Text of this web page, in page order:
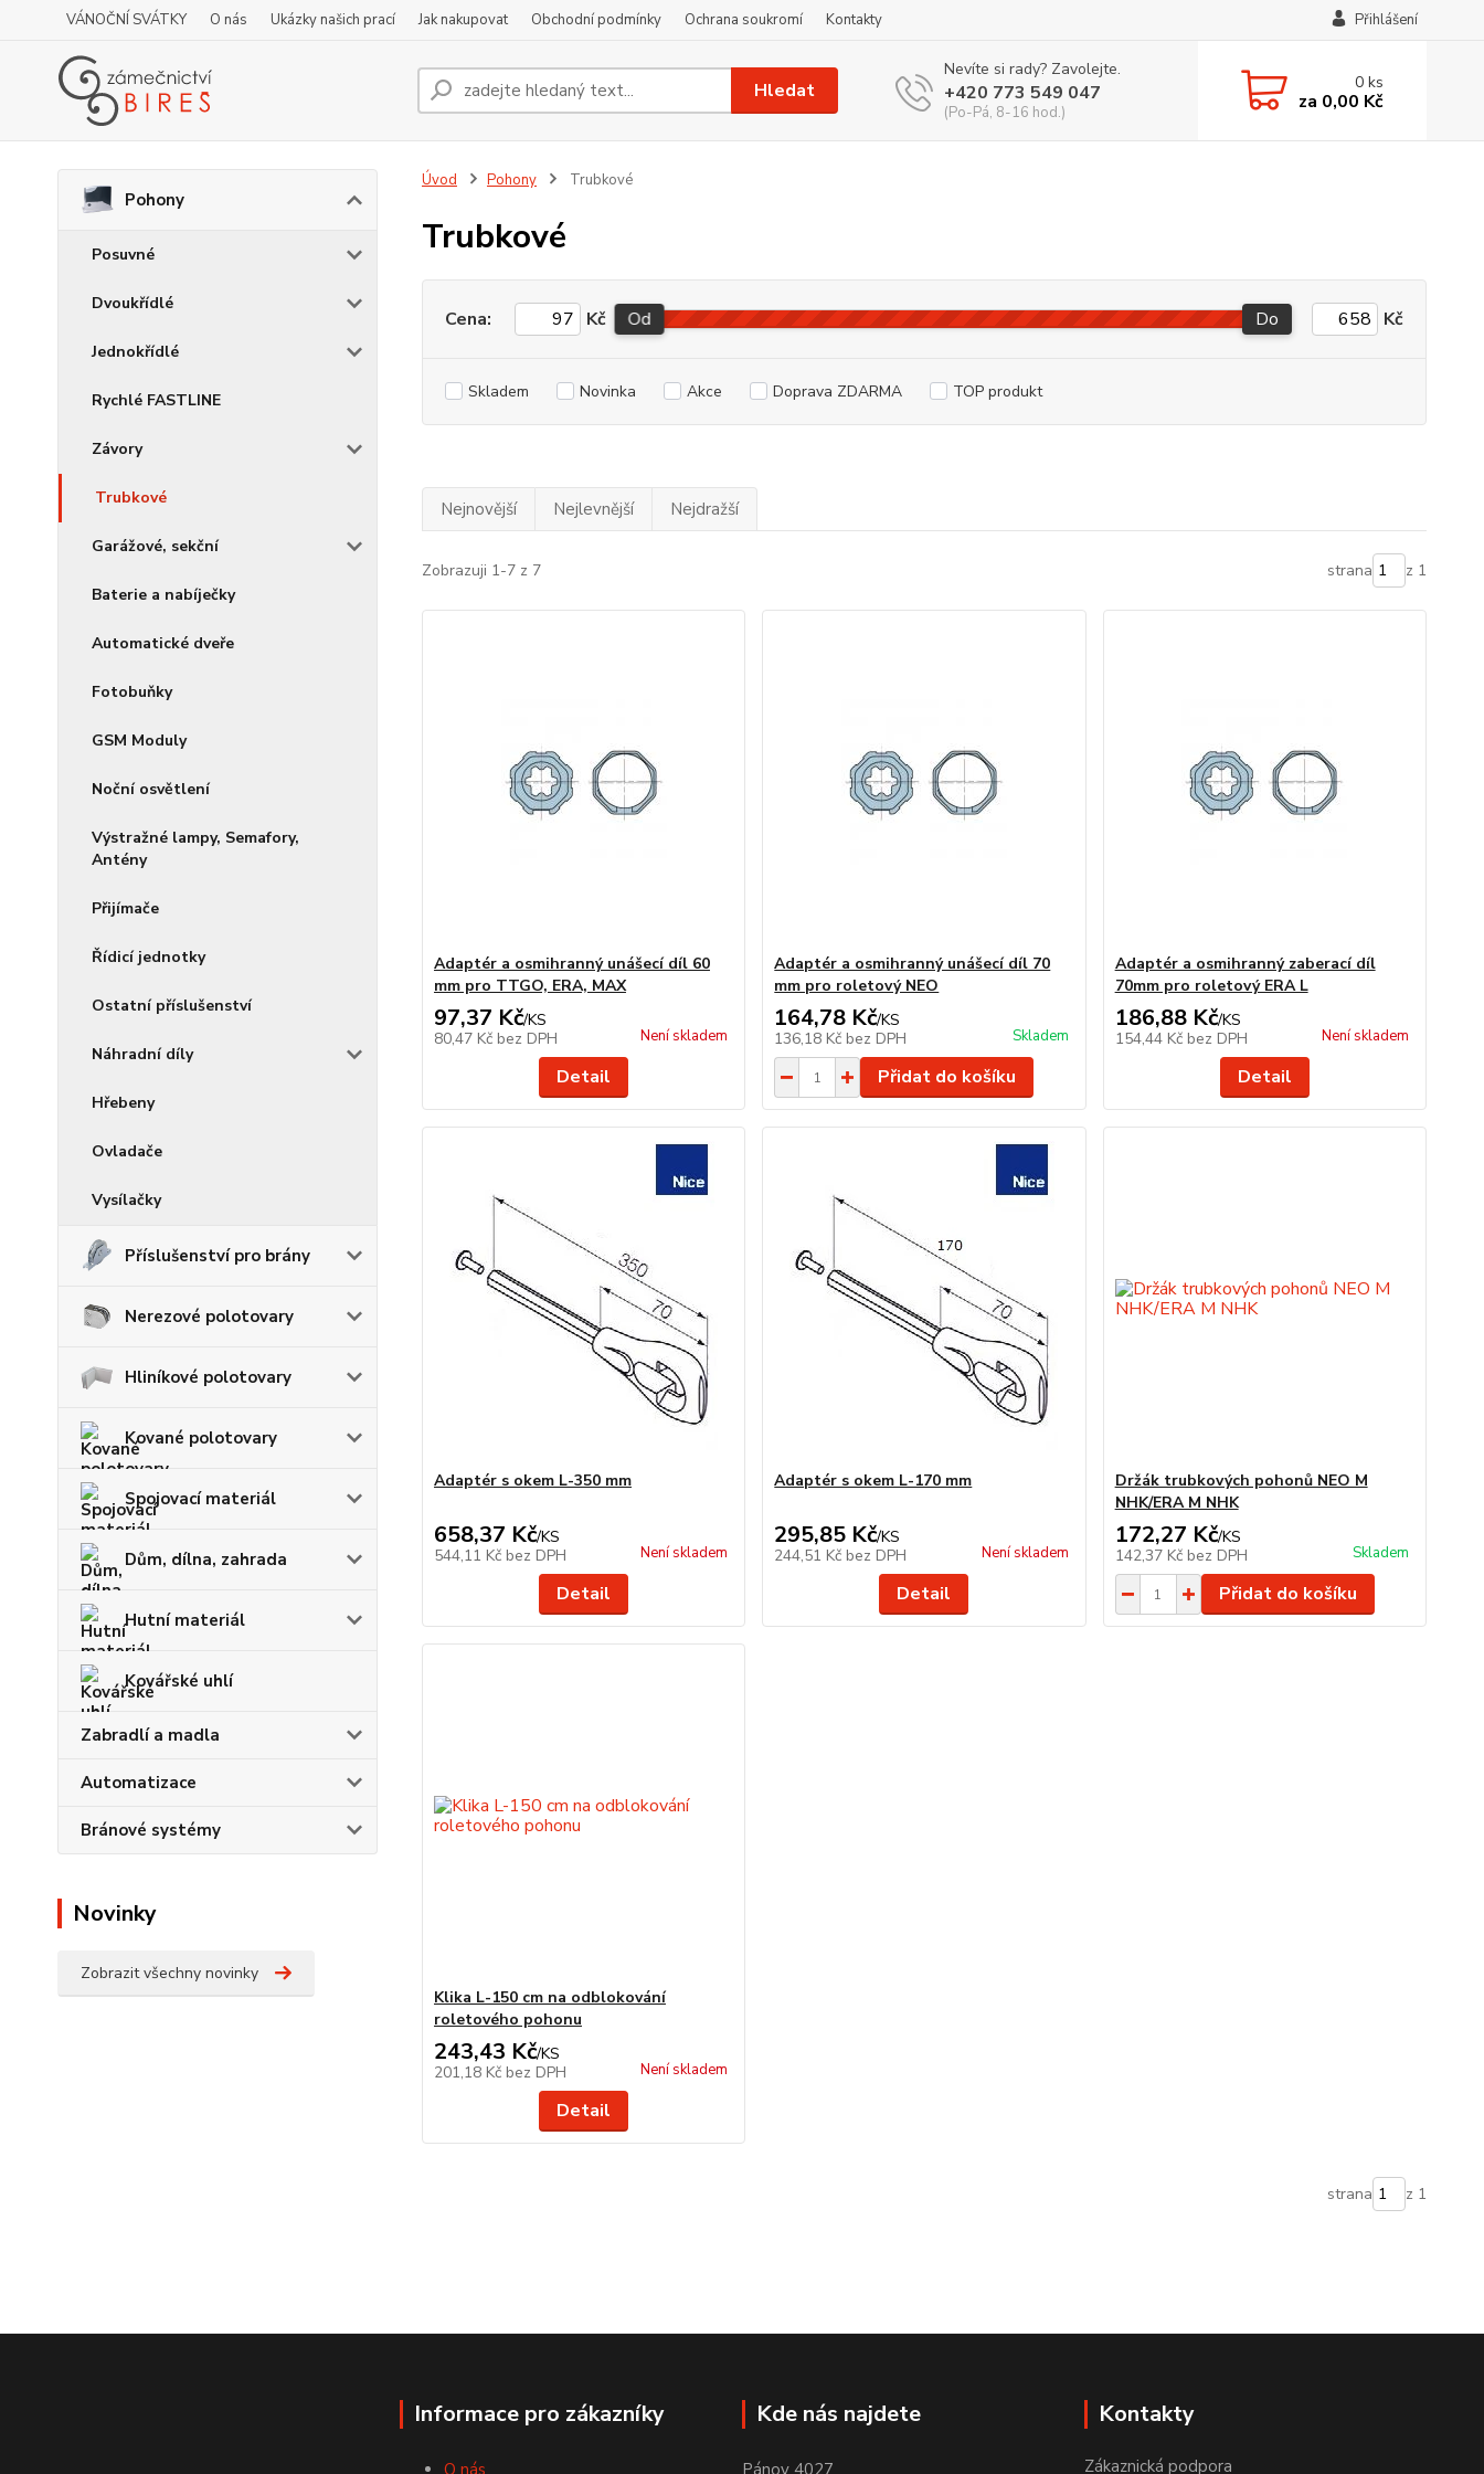
VÁNOČNÍ SVÁTKY O nás Ukázky našich prací Jak nakupovat Obchodní podmínky Ochrana soukromí Kontakty Přihlášení
Hledat
Nevíte si rady? Zavolejte.
+420 773 549 047
(Po-Pá, 8-16 hod.)
0ks
za 0,00 Kč
Pohony
Posuvné
Dvoukřídlé
Jednokřídlé
Rychlé FASTLINE
Závory
Trubkové
Garážové, sekční
Baterie a nabíječky
Automatické dveře
Fotobuňky
GSM Moduly
Noční osvětlení
Výstražné lampy, Semafory,
Antény
Přijímače
Řídicí jednotky
Ostatní příslušenství
Náhradní díly
Hřebeny
Ovladače
Vysílačky
Příslušenství pro brány
Nerezové polotovary
Hliníkové polotovary
Kované polotovary
Spojovací materiál
Dům, dílna, zahrada
Hutní materiál
Kovářské uhlí
Zabradlí a madla
Automatizace
Bránové systémy
Novinky
Zobrazit všechny novinky
Úvod Pohony Trubkové
Trubkové
Cena: Kč Od Do Kč
Skladem Novinka Akce Doprava ZDARMA TOP produkt
Nejnovější Nejlevnější Nejdražší
Zobrazuji 1-7 z 7 strana z 1
Adaptér a osmihranný unášecí díl 60
mm pro TTGO, ERA, MAX
97,37 Kč/KS
80,47 Kč bez DPH Není skladem
Detail
Adaptér a osmihranný unášecí díl 70
mm pro roletový NEO
164,78 Kč/KS
136,18 Kč bez DPH Skladem
Přidat do košíku
Adaptér a osmihranný zaberací díl
70mm pro roletový ERA L
186,88 Kč/KS
154,44 Kč bez DPH Není skladem
Detail
Adaptér s okem L-350 mm
658,37 Kč/KS
544,11 Kč bez DPH Není skladem
Detail
Adaptér s okem L-170 mm
295,85 Kč/KS
244,51 Kč bez DPH Není skladem
Detail
Držák trubkových pohonů NEO M
NHK/ERA M NHK
172,27 Kč/KS
142,37 Kč bez DPH Skladem
Přidat do košíku
Klika L-150 cm na odblokování
roletového pohonu
243,43 Kč/KS
201,18 Kč bez DPH Není skladem
Detail
strana z 1
Informace pro zákazníky
O nás
Kde nás najdete
Pánov 4027
Kontakty
Zákaznická podpora